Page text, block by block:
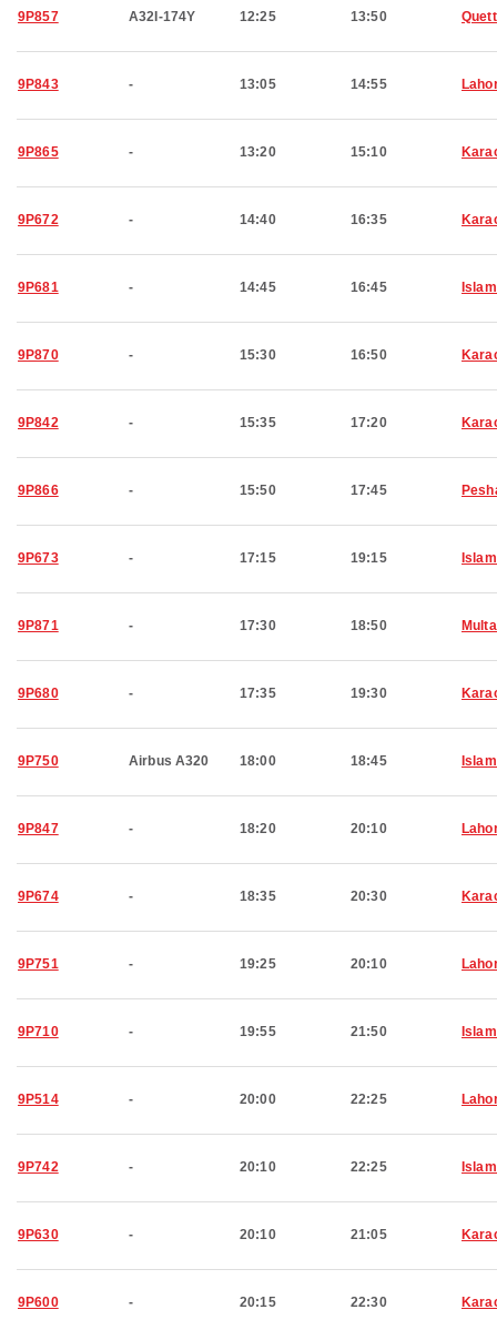
9P857 A32I-174Y 12:25 13:50
9P843 - 13:05 14:55
9P865 - 13:20 15:10
9P672 - 14:40 16:35
9P681 - 14:45 16:45
9P870 - 15:30 16:50
9P842 - 15:35 17:20
9P866 - 15:50 17:45
9P673 - 17:15 19:15
9P871 - 17:30 18:50
9P680 - 17:35 19:30
9P750 Airbus A320 18:00 18:45
9P847 - 18:20 20:10
9P674 - 18:35 20:30
9P751 - 19:25 20:10
9P710 - 19:55 21:50
9P514 - 20:00 22:25
9P742 - 20:10 22:25
9P630 - 20:10 21:05
9P600 - 20:15 22:30